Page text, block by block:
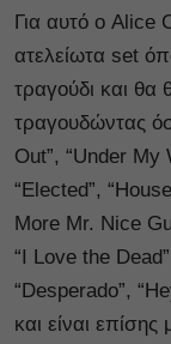
Για αυτό ο Alice
ατελείωτα set
τραγούδι και θα
τραγουδώντας
Out”, “Under My
“Elected”,
More Mr. Nice
“I Love the
“Desperado”,
και είναι